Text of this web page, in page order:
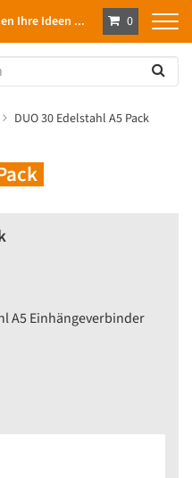
Ihre Ideen ... 0
DUO 30 Edelstahl A5 Pack
A5 Einhängeverbinder